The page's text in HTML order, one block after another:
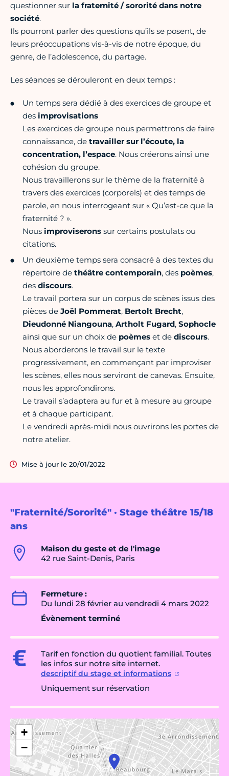
"Fraternité/Sororité" · Stage théâtre 15/18
ans
Maison du geste et de l'image
42 rue Saint-Denis, Paris
Fermeture :
Du lundi 28 février au vendredi 4 mars 2022
Évènement terminé
Tarif en fonction du quotient familial. Toutes
les infos sur notre site internet.
descriptif du stage et informations
Uniquement sur réservation
+
−
questionner sur la fraternité / sororité dans notre
société.
Ils pourront parler des questions qu’ils se posent, de
leurs préoccupations vis-à-vis de notre époque, du
genre, de l’adolescence, du partage.
Les séances se dérouleront en deux temps :
Un temps sera dédié à des exercices de groupe et
des improvisations
Les exercices de groupe nous permettrons de faire
connaissance, de travailler sur l’écoute, la
concentration, l’espace. Nous créerons ainsi une
cohésion du groupe.
Nous travaillerons sur le thème de la fraternité à
travers des exercices (corporels) et des temps de
parole, en nous interrogeant sur « Qu’est-ce que la
fraternité ? ».
Nous improviserons sur certains postulats ou
citations.
Un deuxième temps sera consacré à des textes du
répertoire de théâtre contemporain, des poèmes,
des discours.
Le travail portera sur un corpus de scènes issus des
pièces de Joël Pommerat, Bertolt Brecht,
Dieudonné Niangouna, Artholt Fugard, Sophocle
ainsi que sur un choix de poèmes et de discours.
Nous aborderons le travail sur le texte
progressivement, en commençant par improviser
les scènes, elles nous serviront de canevas. Ensuite,
nous les approfondirons.
Le travail s’adaptera au fur et à mesure au groupe
et à chaque participant.
Le vendredi après-midi nous ouvrirons les portes de
notre atelier.
Mise à jour le 20/01/2022